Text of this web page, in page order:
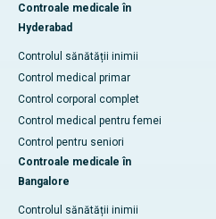
Controale medicale în
Hyderabad
Controlul sănătății inimii
Control medical primar
Control corporal complet
Control medical pentru femei
Control pentru seniori
Controale medicale în
Bangalore
Controlul sănătății inimii